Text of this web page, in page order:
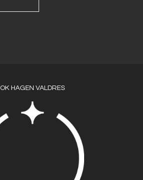
OK HAGEN VALDRES